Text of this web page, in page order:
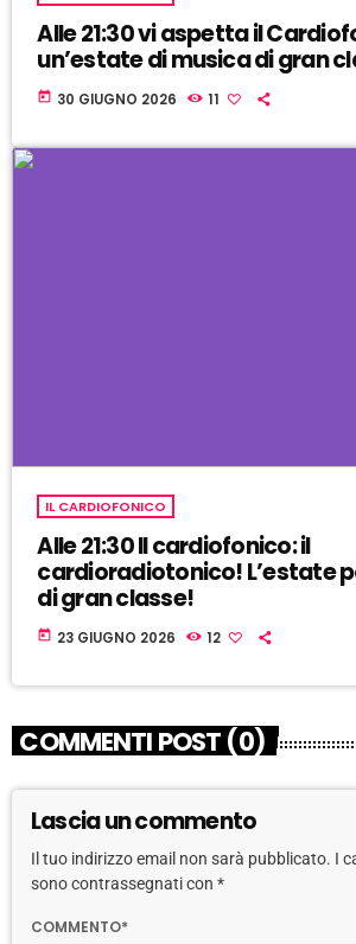
Alle 21:30 vi aspetta il
un’estate di musica di gran
today 30 GIUGNO 2026 11
IL CARDIOFONICO
Alle 21:30 Il cardiofonico: il
cardioradiotonico! L’estate
di gran classe!
today 23 GIUGNO 2026 12
COMMENTI POST (0)
Lascia un commento
Il tuo indirizzo email non sarà pubblicato. I
sono contrassegnati con *
COMMENTO*